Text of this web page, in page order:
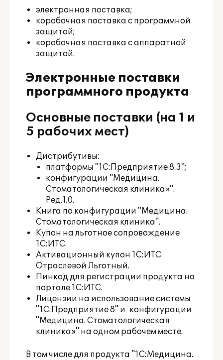
электронная поставка;
коробочная поставка с программной
защитой;
коробочная поставка с аппаратной
защитой.
Электронные поставки
программного продукта
Основные поставки (на 1 и
5 рабочих мест)
Дистрибутивы:
платформы "1С:Предприятие 8.3";
конфигурации "Медицина.
Стоматологическая клиника»".
Ред.1.0.
Книга по конфигурации "Медицина.
Стоматологическая клиника".
Купон на льготное сопровождение
1С:ИТС.
Активационный купон 1С:ИТС
Отраслевой Льготный.
Пинкод для регистрации продукта на
портале 1С:ИТС.
Лицензии на использование системы
"1С:Предприятие 8" и конфигурации
"Медицина. Стоматологическая
клиника»" на одном рабочем месте.
В том числе для продукта "1С:Медицина.